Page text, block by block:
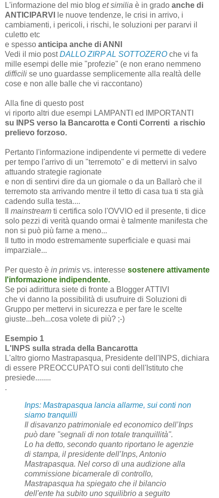
L'informazione del mio blog et similia è in grado anche di
ANTICIPARVI
le nuove tendenze, le crisi in arrivo, i
cambiamenti, i pericoli, i rischi, le soluzioni per pararvi il
culetto etc
e spesso anticipa anche di ANNI
Vedi il mio post DALLO ZIRP AL SOTTOZERO che vi fa
mille esempi delle mie "profezie" (e non erano nemmeno
difficili se uno guardasse semplicemente alla realtà delle
cose e non alle balle che vi raccontano)
Alla fine di questo post
vi riporto altri due esempi LAMPANTI ed IMPORTANTI
su INPS verso la Bancarotta e Conti Correnti a rischio
prelievo forzoso.
Pertanto l'informazione indipendente vi permette di vedere
per tempo l'arrivo di un "terremoto" e di mettervi in salvo
attuando strategie ragionate
e non di sentirvi dire da un giornale o da un Ballarò che il
terremoto sta arrivando mentre il tetto di casa tua ti sta già
cadendo sulla testa....
mainstream ti certifica solo l'OVVIO ed il presente, ti dice
solo pezzi di verità quando ormai è talmente manifesta che
non si può più farne a meno...
Il tutto in modo estremamente superficiale e quasi mai
imparziale...
Per questo è in primis vs. interesse sostenere attivamente
l'informazione indipendente.
Se poi adirittura siete di fronte a Blogger ATTIVI
che vi danno la possibilità di usufruire di Soluzioni di
Gruppo per mettervi in sicurezza e per fare le scelte
giuste...beh...cosa volete di più? ;-)
Esempio 1
L'INPS sulla strada della Bancarotta
L'altro giorno Mastrapasqua, Presidente dell'INPS, dichiara
di essere PREOCCUPATO sui conti dell'Istituto che
presiede........
.
Inps: Mastrapasqua lancia allarme, sui conti non
siamo tranquilli
Il disavanzo patrimoniale ed economico dell’Inps
può dare "segnali di non totale tranquillità".
Lo ha detto, secondo quanto riportano le agenzie
di stampa, il presidente dell’Inps, Antonio
Mastrapasqua. Nel corso di una audizione alla
commissione bicamerale di controllo,
Mastrapasqua ha spiegato che il bilancio
dell'ente ha subito uno squilibrio a seguito